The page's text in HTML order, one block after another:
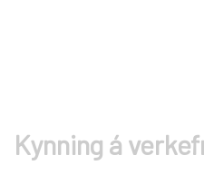
Kynning á